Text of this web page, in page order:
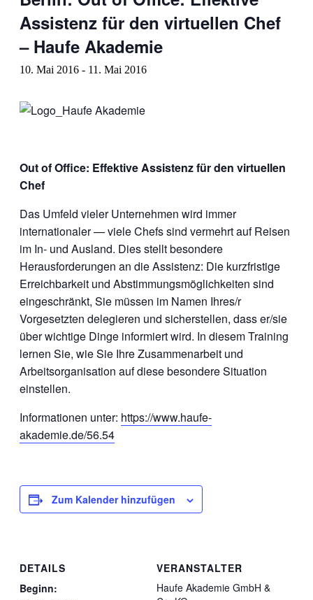
Assistenz für den virtuellen Chef
– Haufe Akademie
10. Mai 2016 - 11. Mai 2016
Out of Office: Effektive Assistenz für den virtuellen
Chef
Das Umfeld vieler Unternehmen wird immer
internationaler — viele Chefs sind vermehrt auf Reisen
im In- und Ausland. Dies stellt besondere
Herausforderungen an die Assistenz: Die kurzfristige
Erreichbarkeit und Abstimmungsmöglichkeiten sind
eingeschränkt, Sie müssen im Namen Ihres/r
Vorgesetzten delegieren und sicherstellen, dass er/sie
über wichtige Dinge informiert wird. In diesem Training
lernen Sie, wie Sie Ihre Zusammenarbeit und
Arbeitsorganisation auf diese besondere Situation
einstellen.
Informationen unter: https://www.haufe-
akademie.de/56.54
Zum Kalender hinzufügen
DETAILS
Beginn:
VERANSTALTER
Haufe Akademie GmbH &